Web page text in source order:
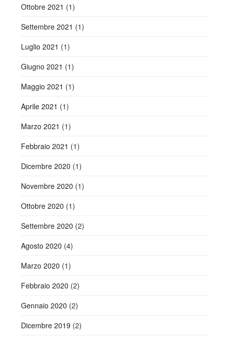
Ottobre 2021 (1)
Settembre 2021 (1)
Luglio 2021 (1)
Giugno 2021 (1)
Maggio 2021 (1)
Aprile 2021 (1)
Marzo 2021 (1)
Febbraio 2021 (1)
Dicembre 2020 (1)
Novembre 2020 (1)
Ottobre 2020 (1)
Settembre 2020 (2)
Agosto 2020 (4)
Marzo 2020 (1)
Febbraio 2020 (2)
Gennaio 2020 (2)
Dicembre 2019 (2)